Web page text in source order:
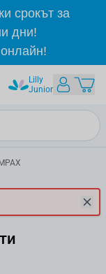
срокът за
дни!
Lilly
Junior